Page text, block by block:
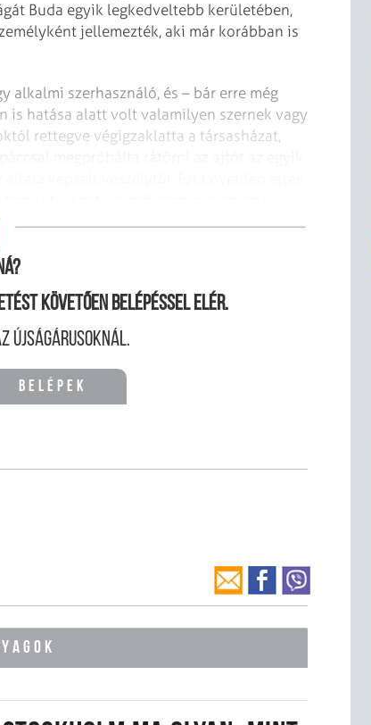
Buda egyik legkedveltebb kerületében,
jellemezték, aki már korábban is
alkalmi szerhasználó, és – bár erre még
is hatása alatt volt valamilyen szernek vagy
rettegve végigzaklatta a társasházat,
követően belépéssel elér.
újságárusoknál.
Belépek